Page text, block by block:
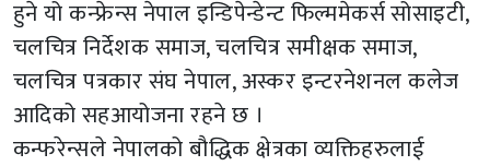
हुने यो कन्फ्रेन्स नेपाल इन्डिपेन्डेन्ट फिल्ममेकर्स सोसाइटी,
चलचित्र निर्देशक समाज, चलचित्र समीक्षक समाज,
चलचित्र पत्रकार संघ नेपाल, अस्कर इन्टरनेशनल कलेज
आदिको सहआयोजना रहने छ ।
कन्फरेन्सले नेपालको बौद्धिक क्षेत्रका व्यक्तिहरुलाई